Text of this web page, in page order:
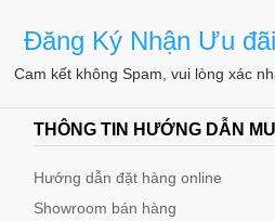
Đăng Ký Nhận Ưu
Cam kết không Spam, vui lòng xác
THÔNG TIN HƯỚNG DẪN
Hướng dẫn đặt hàng online
Showroom bán hàng